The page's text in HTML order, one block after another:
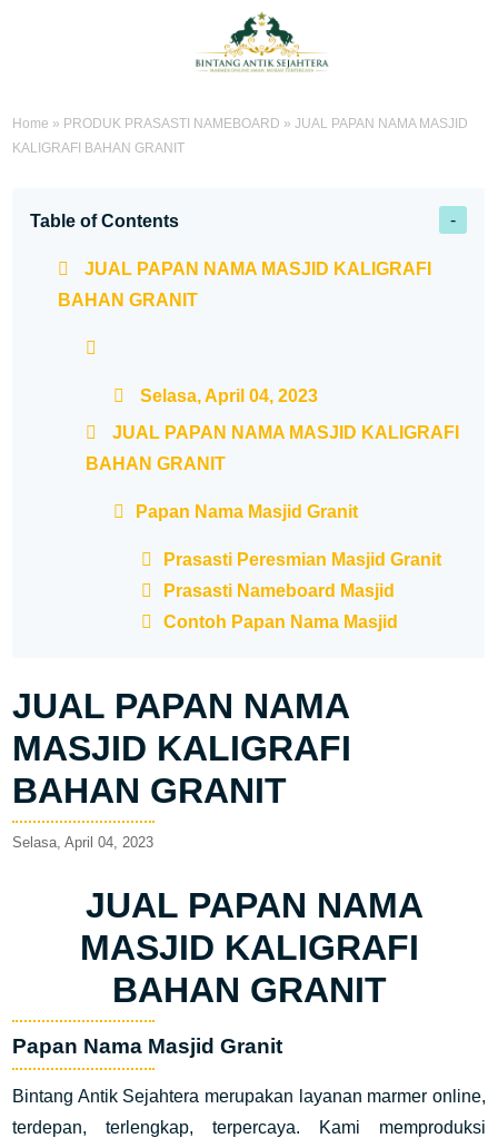
Home » PRODUK PRASASTI NAMEBOARD »JUAL PAPAN NAMA MASJID
KALIGRAFI BAHAN GRANIT
Table of Contents
JUAL PAPAN NAMA MASJID KALIGRAFI
BAHAN GRANIT
Selasa, April 04, 2023
JUAL PAPAN NAMA MASJID KALIGRAFI
BAHAN GRANIT
Papan Nama Masjid Granit
Prasasti Peresmian Masjid Granit
Prasasti Nameboard Masjid
Contoh Papan Nama Masjid
JUAL PAPAN NAMA
MASJID KALIGRAFI
BAHAN GRANIT
Selasa, April 04, 2023
JUAL PAPAN NAMA
MASJID KALIGRAFI
BAHAN GRANIT
Papan Nama Masjid Granit
Bintang Antik Sejahtera merupakan layanan marmer online,
terdepan, terlengkap, terpercaya. Kami memproduksi